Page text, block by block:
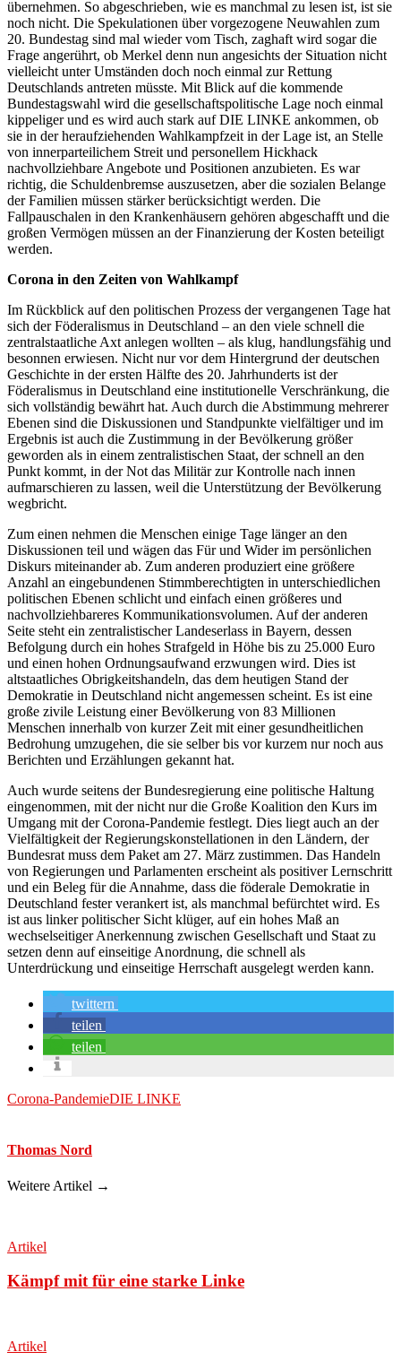
übernehmen. So abgeschrieben, wie es manchmal zu lesen ist, ist sie
noch nicht. Die Spekulationen über vorgezogene Neuwahlen zum
20. Bundestag sind mal wieder vom Tisch, zaghaft wird sogar die
Frage angerührt, ob Merkel denn nun angesichts der Situation nicht
vielleicht unter Umständen doch noch einmal zur Rettung
Deutschlands antreten müsste. Mit Blick auf die kommende
Bundestagswahl wird die gesellschaftspolitische Lage noch einmal
kippeliger und es wird auch stark auf DIE LINKE ankommen, ob
sie in der heraufziehenden Wahlkampfzeit in der Lage ist, an Stelle
von innerparteilichem Streit und personellem Hickhack
nachvollziehbare Angebote und Positionen anzubieten. Es war
richtig, die Schuldenbremse auszusetzen, aber die sozialen Belange
der Familien müssen stärker berücksichtigt werden. Die
Fallpauschalen in den Krankenhäusern gehören abgeschafft und die
großen Vermögen müssen an der Finanzierung der Kosten beteiligt
werden.
Corona in den Zeiten von Wahlkampf
Im Rückblick auf den politischen Prozess der vergangenen Tage hat
sich der Föderalismus in Deutschland – an den viele schnell die
zentralstaatliche Axt anlegen wollten – als klug, handlungsfähig und
besonnen erwiesen. Nicht nur vor dem Hintergrund der deutschen
Geschichte in der ersten Hälfte des 20. Jahrhunderts ist der
Föderalismus in Deutschland eine institutionelle Verschränkung, die
sich vollständig bewährt hat. Auch durch die Abstimmung mehrerer
Ebenen sind die Diskussionen und Standpunkte vielfältiger und im
Ergebnis ist auch die Zustimmung in der Bevölkerung größer
geworden als in einem zentralistischen Staat, der schnell an den
Punkt kommt, in der Not das Militär zur Kontrolle nach innen
aufmarschieren zu lassen, weil die Unterstützung der Bevölkerung
wegbricht.
Zum einen nehmen die Menschen einige Tage länger an den
Diskussionen teil und wägen das Für und Wider im persönlichen
Diskurs miteinander ab. Zum anderen produziert eine größere
Anzahl an eingebundenen Stimmberechtigten in unterschiedlichen
politischen Ebenen schlicht und einfach einen größeres und
nachvollziehbareres Kommunikationsvolumen. Auf der anderen
Seite steht ein zentralistischer Landeserlass in Bayern, dessen
Befolgung durch ein hohes Strafgeld in Höhe bis zu 25.000 Euro
und einen hohen Ordnungsaufwand erzwungen wird. Dies ist
altstaatliches Obrigkeitshandeln, das dem heutigen Stand der
Demokratie in Deutschland nicht angemessen scheint. Es ist eine
große zivile Leistung einer Bevölkerung von 83 Millionen
Menschen innerhalb von kurzer Zeit mit einer gesundheitlichen
Bedrohung umzugehen, die sie selber bis vor kurzem nur noch aus
Berichten und Erzählungen gekannt hat.
Auch wurde seitens der Bundesregierung eine politische Haltung
eingenommen, mit der nicht nur die Große Koalition den Kurs im
Umgang mit der Corona-Pandemie festlegt. Dies liegt auch an der
Vielfältigkeit der Regierungskonstellationen in den Ländern, der
Bundesrat muss dem Paket am 27. März zustimmen. Das Handeln
von Regierungen und Parlamenten erscheint als positiver Lernschritt
und ein Beleg für die Annahme, dass die föderale Demokratie in
Deutschland fester verankert ist, als manchmal befürchtet wird. Es
ist aus linker politischer Sicht klüger, auf ein hohes Maß an
wechselseitiger Anerkennung zwischen Gesellschaft und Staat zu
setzen denn auf einseitige Anordnung, die schnell als
Unterdrückung und einseitige Herrschaft ausgelegt werden kann.
twittern
teilen
teilen
Corona-PandemieDIE LINKE
Thomas Nord
Weitere Artikel →
Artikel
Kämpf mit für eine starke Linke
Artikel